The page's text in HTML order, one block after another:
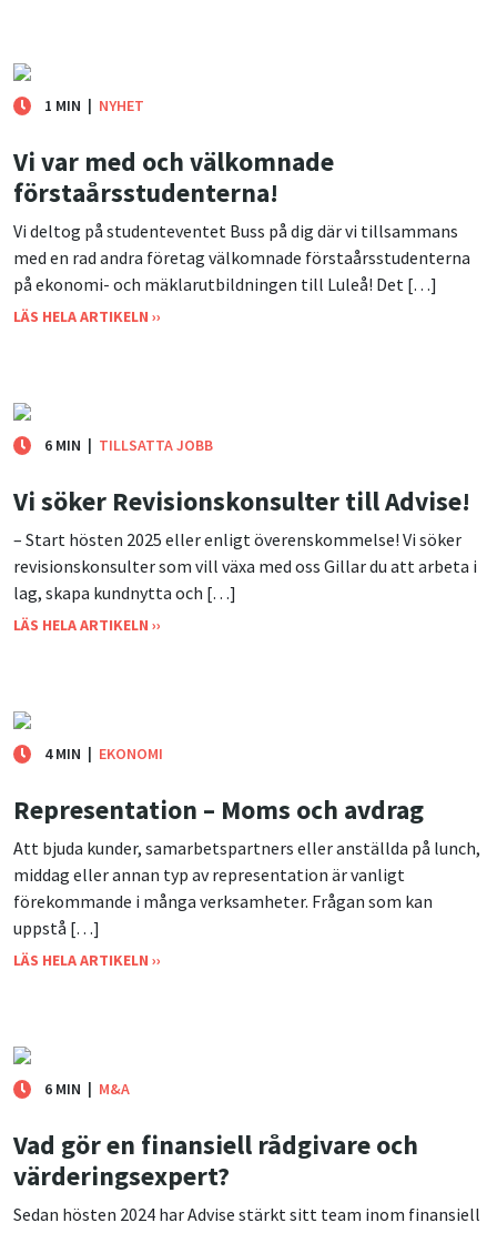
1 MIN | NYHET
Vi var med och välkomnade
förstaårsstudenterna!
Vi deltog på studenteventet Buss på dig där vi tillsammans
med en rad andra företag välkomnade förstaårsstudenterna
på ekonomi- och mäklarutbildningen till Luleå! Det […]
LÄS HELA ARTIKELN ››
6 MIN | TILLSATTA JOBB
Vi söker Revisionskonsulter till Advise!
– Start hösten 2025 eller enligt överenskommelse! Vi söker
revisionskonsulter som vill växa med oss Gillar du att arbeta i
lag, skapa kundnytta och […]
LÄS HELA ARTIKELN ››
4 MIN | EKONOMI
Representation – Moms och avdrag
Att bjuda kunder, samarbetspartners eller anställda på lunch,
middag eller annan typ av representation är vanligt
förekommande i många verksamheter. Frågan som kan
uppstå […]
LÄS HELA ARTIKELN ››
6 MIN | M&A
Vad gör en finansiell rådgivare och
värderingsexpert?
Sedan hösten 2024 har Advise stärkt sitt team inom finansiell